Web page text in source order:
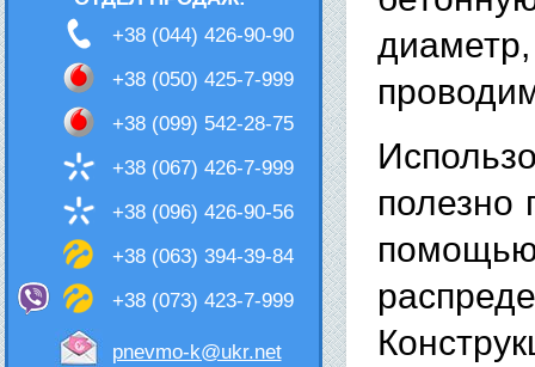
+38 (044) 426-90-90
+38 (050) 425-7-999
+38 (099) 542-28-75
+38 (067) 426-7-999
+38 (096) 426-90-56
+38 (063) 394-39-84
+38 (073) 423-7-999
pnevmo-k@ukr.net
полезно
помощью